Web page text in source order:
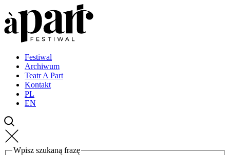
Przejdź
do
strony
głównej
Przejdź
do
treści
Przejdź
do
kontaktu
Festiwal
Archiwum
Teatr A Part
Kontakt
PL
EN
Wpisz szukaną frazę